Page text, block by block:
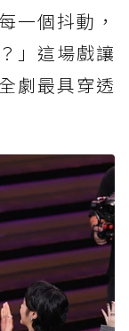
一個抖動，
」這場戲讓
劇最具穿透